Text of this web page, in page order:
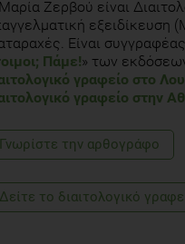
and Obesity. Circulation.
National Weight Control
2005; 37: 206-210
Ζερβού είναι
εξειδίκευση
Είναι
Πάμε!» των
γραφείο στο
γραφείο στην
Γνωρίστε την αρθογράφο
Δείτε το διαιτολογικό